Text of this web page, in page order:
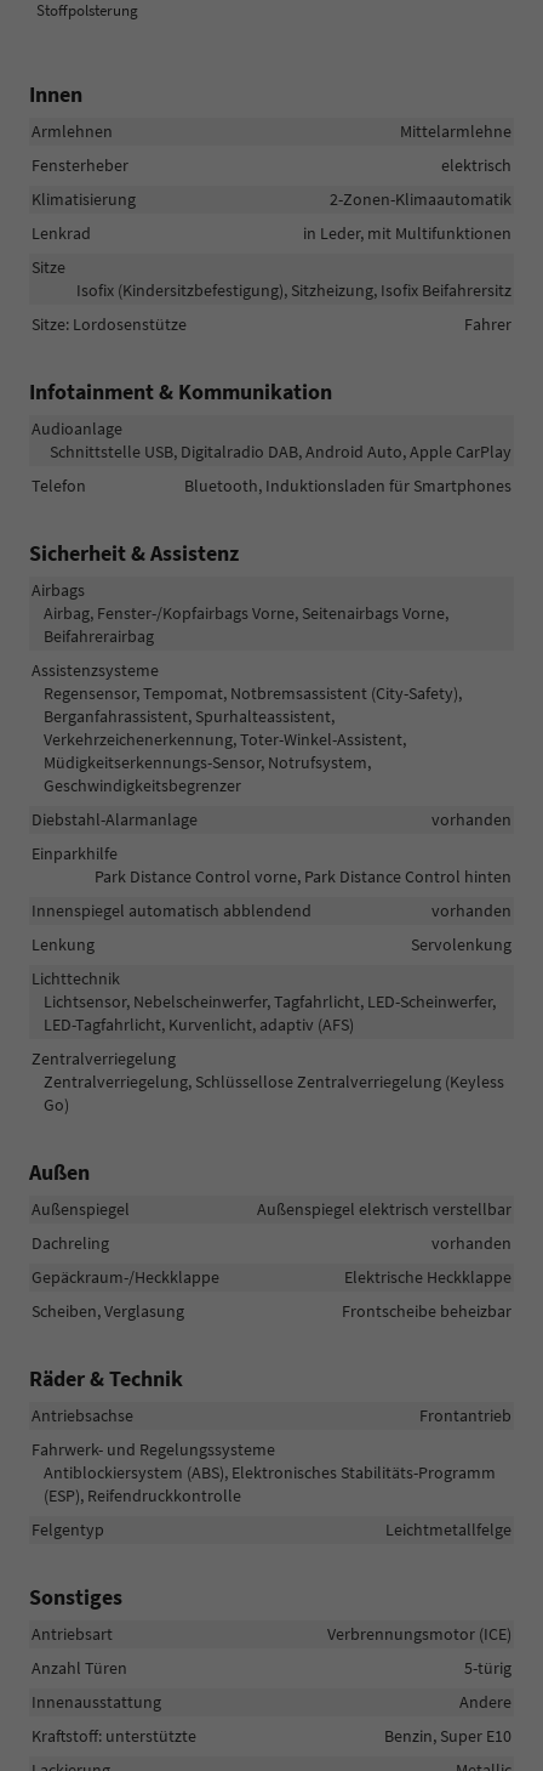
Stoffpolsterung
Innen
Armlehnen
Mittelarmlehne
Fensterheber
elektrisch
Klimatisierung
2-Zonen-Klimaautomatik
Lenkrad
in Leder, mit Multifunktionen
Sitze
Isofix (Kindersitzbefestigung), Sitzheizung, Isofix Beifahrersitz
Sitze: Lordosenstütze
Fahrer
Infotainment & Kommunikation
Audioanlage
Schnittstelle USB, Digitalradio DAB, Android Auto, Apple CarPlay
Telefon
Bluetooth, Induktionsladen für Smartphones
Sicherheit & Assistenz
Airbags
Airbag, Fenster-/Kopfairbags Vorne, Seitenairbags Vorne,
Beifahrerairbag
Assistenzsysteme
Regensensor, Tempomat, Notbremsassistent (City-Safety),
Berganfahrassistent, Spurhalteassistent,
Verkehrzeichenerkennung, Toter-Winkel-Assistent,
Müdigkeitserkennungs-Sensor, Notrufsystem,
Geschwindigkeitsbegrenzer
Diebstahl-Alarmanlage
vorhanden
Einparkhilfe
Park Distance Control vorne, Park Distance Control hinten
Innenspiegel automatisch abblendend
vorhanden
Lenkung
Servolenkung
Lichttechnik
Lichtsensor, Nebelscheinwerfer, Tagfahrlicht, LED-Scheinwerfer,
LED-Tagfahrlicht, Kurvenlicht, adaptiv (AFS)
Zentralverriegelung
Zentralverriegelung, Schlüssellose Zentralverriegelung (Keyless
Go)
Außen
Außenspiegel
Außenspiegel elektrisch verstellbar
Dachreling
vorhanden
Gepäckraum-/Heckklappe
Elektrische Heckklappe
Scheiben, Verglasung
Frontscheibe beheizbar
Räder & Technik
Antriebsachse
Frontantrieb
Fahrwerk- und Regelungssysteme
Antiblockiersystem (ABS), Elektronisches Stabilitäts-Programm
(ESP), Reifendruckkontrolle
Felgentyp
Leichtmetallfelge
Sonstiges
Antriebsart
Verbrennungsmotor (ICE)
Anzahl Türen
5-türig
Innenausstattung
Andere
Kraftstoff: unterstützte
Benzin, Super E10